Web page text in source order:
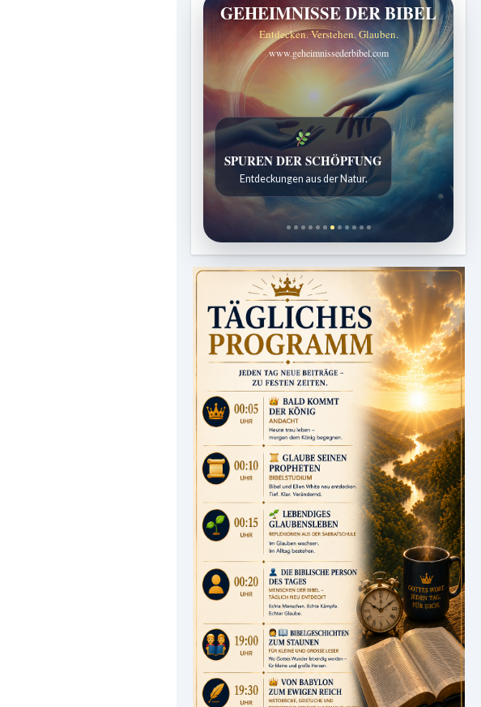
GEHEIMNISSE DER BIBEL
Entdecken. Verstehen. Glauben.
www.geheimnissederbibel.com
SPUREN DER SCHÖPFUNG
Entdeckungen aus der Natur.